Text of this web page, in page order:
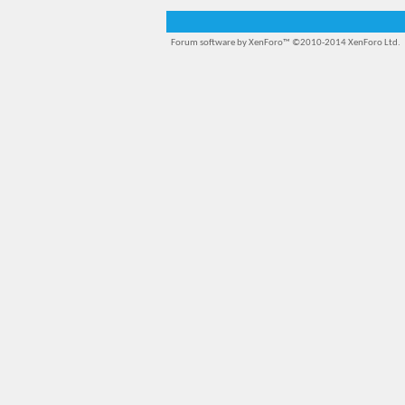
Forum software by XenForo™ ©2010-2014 XenForo Ltd.